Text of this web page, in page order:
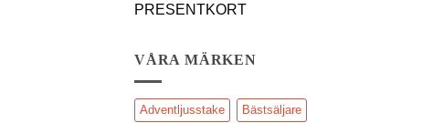
PRESENTKORT
VÅRA MÄRKEN
Adventljusstake Bästsäljare